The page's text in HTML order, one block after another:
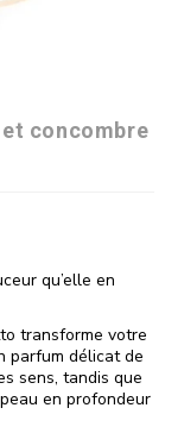
concombre
qu’elle en
transforme votre
parfum délicat de
sens, tandis que
en profondeur